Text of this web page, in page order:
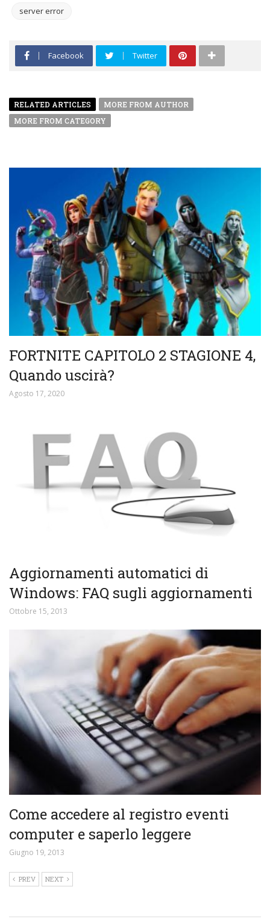
server error
Facebook Twitter
RELATED ARTICLES
MORE FROM AUTHOR
MORE FROM CATEGORY
FORTNITE CAPITOLO 2 STAGIONE 4,
Quando uscirà?
Agosto 17, 2020
Aggiornamenti automatici di
Windows: FAQ sugli aggiornamenti
Ottobre 15, 2013
Come accedere al registro eventi
computer e saperlo leggere
Giugno 19, 2013
PREV NEXT